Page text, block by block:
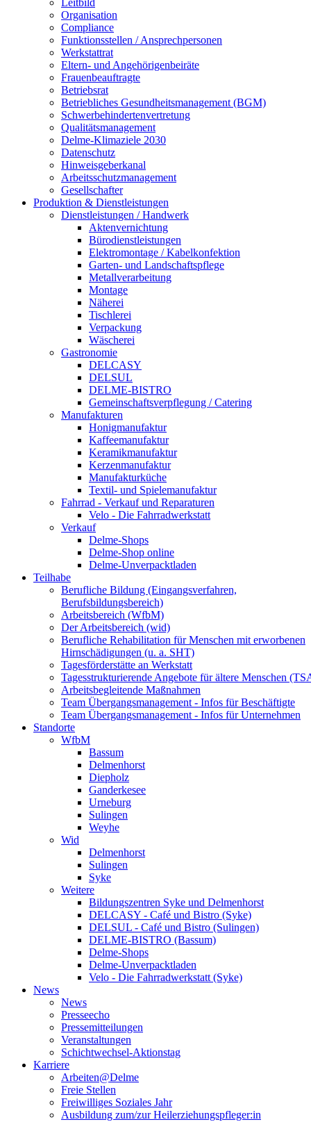
Leitbild
Organisation
Compliance
Funktionsstellen / Ansprechpersonen
Werkstattrat
Eltern- und Angehörigenbeiräte
Frauenbeauftragte
Betriebsrat
Betriebliches Gesundheitsmanagement (BGM)
Schwerbehindertenvertretung
Qualitätsmanagement
Delme-Klimaziele 2030
Datenschutz
Hinweisgeberkanal
Arbeitsschutzmanagement
Gesellschafter
Produktion & Dienstleistungen
Dienstleistungen / Handwerk
Aktenvernichtung
Bürodienstleistungen
Elektromontage / Kabelkonfektion
Garten- und Landschaftspflege
Metallverarbeitung
Montage
Näherei
Tischlerei
Verpackung
Wäscherei
Gastronomie
DELCASY
DELSUL
DELME-BISTRO
Gemeinschaftsverpflegung / Catering
Manufakturen
Honigmanufaktur
Kaffeemanufaktur
Keramikmanufaktur
Kerzenmanufaktur
Manufakturküche
Textil- und Spielemanufaktur
Fahrrad - Verkauf und Reparaturen
Velo - Die Fahrradwerkstatt
Verkauf
Delme-Shops
Delme-Shop online
Delme-Unverpacktladen
Teilhabe
Berufliche Bildung (Eingangsverfahren,
Berufsbildungsbereich)
Arbeitsbereich (WfbM)
Der Arbeitsbereich (wid)
Berufliche Rehabilitation für Menschen mit erworbenen
Hirnschädigungen (u. a. SHT)
Tagesförderstätte an Werkstatt
Tagesstrukturierende Angebote für ältere Menschen
Arbeitsbegleitende Maßnahmen
Team Übergangsmanagement - Infos für Beschäftigte
Team Übergangsmanagement - Infos für Unternehmen
Standorte
WfbM
Bassum
Delmenhorst
Diepholz
Ganderkesee
Urneburg
Sulingen
Weyhe
Wid
Delmenhorst
Sulingen
Syke
Weitere
Bildungszentren Syke und Delmenhorst
DELCASY - Café und Bistro (Syke)
DELSUL - Café und Bistro (Sulingen)
DELME-BISTRO (Bassum)
Delme-Shops
Delme-Unverpacktladen
Velo - Die Fahrradwerkstatt (Syke)
News
News
Presseecho
Pressemitteilungen
Veranstaltungen
Schichtwechsel-Aktionstag
Karriere
Arbeiten@Delme
Freie Stellen
Freiwilliges Soziales Jahr
Ausbildung zum/zur Heilerziehungspfleger:in